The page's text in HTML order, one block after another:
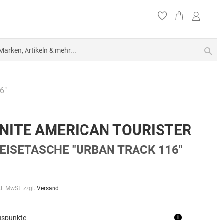
AMERICAN TOURISTER
"URBAN TRACK 116"
MwSt. zzgl.Versand
i